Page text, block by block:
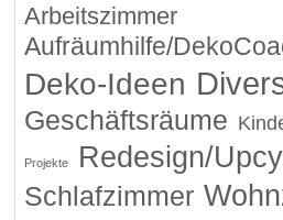
Arbeitszimmer
Aufräumhilfe/
Deko-Ideen
Geschäftsräume
Projekte Redesign/
Schlafzimmer